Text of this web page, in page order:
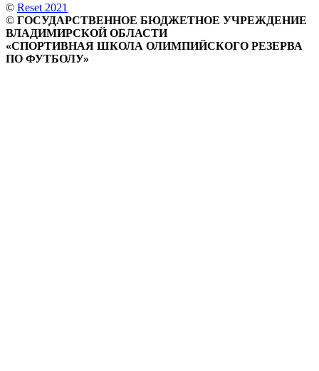
© Reset 2021
© ГОСУДАРСТВЕННОЕ БЮДЖЕТНОЕ УЧРЕЖДЕНИЕ
ВЛАДИМИРСКОЙ ОБЛАСТИ
«СПОРТИВНАЯ ШКОЛА ОЛИМПИЙСКОГО РЕЗЕРВА
ПО ФУТБОЛУ»